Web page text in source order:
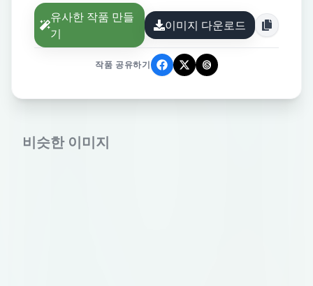
유사한 작품 만들
기
이미지 다운로드
작품 공유하기
비슷한 이미지